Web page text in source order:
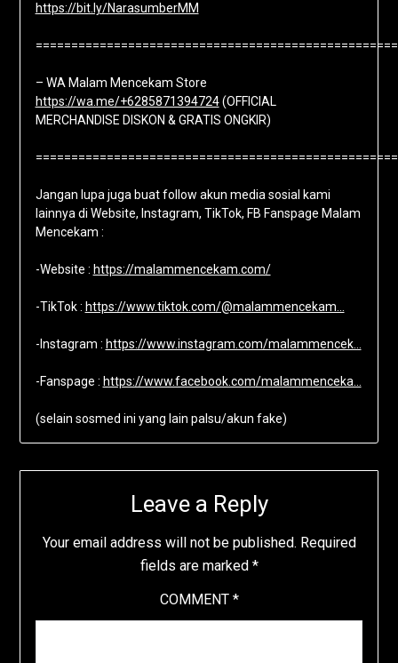
https://bit.ly/NarasumberMM
– WA Malam Mencekam Store
https://wa.me/+6285871394724(OFFICIAL
MERCHANDISE DISKON & GRATIS ONGKIR)
Jangan lupa juga buat follow akun media sosial kami
lainnya di Website, Instagram, TikTok, FB Fanspage Malam
Mencekam :
-Website : https://malammencekam.com/
-TikTok : https://www.tiktok.com/@malammencekam…
-Instagram : https://www.instagram.com/malammencek…
-Fanspage : https://www.facebook.com/malammenceka…
(selain sosmed ini yang lain palsu/akun fake)
Leave a Reply
Your email address will not be published. Required
fields are marked *
COMMENT *